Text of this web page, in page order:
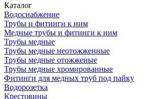
Каталог
Водоснабжение
Трубы и фитинги к ним
Медные трубы и фитинги к ним
Трубы медные
Трубы медные неотожженные
Трубы медные отожженые
Трубы медные хромированные
Фитинги для медных труб под пайку
Водорозетка
Крестовины